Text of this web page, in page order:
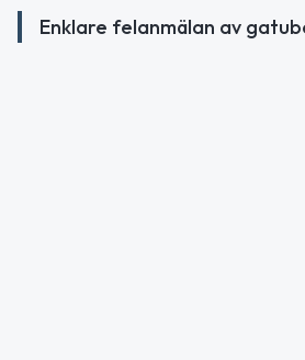
Enklare felanmälan av